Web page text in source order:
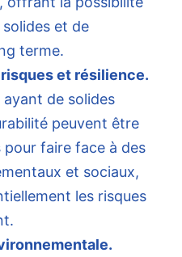
et de
terme.
et résilience.
de solides
peuvent être
pour faire face à des
et sociaux,
les risques